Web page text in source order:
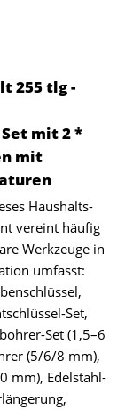
255 tlg -
mit 2 *
mit
Haushalts-
vereint häufig
Werkzeuge in
umfasst:
Set,
Set (1,5–6
(5/6/8 mm),
mm), Edelstahl-